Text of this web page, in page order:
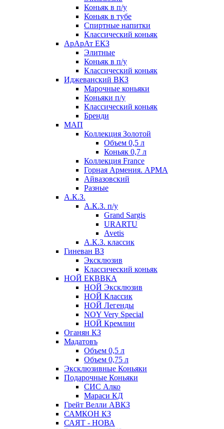
Коньяк в п/у
Коньяк в тубе
Спиртные напитки
Классический коньяк
АрАрАт ЕКЗ
Элитные
Коньяк в п/у
Классический коньяк
Иджеванский ВКЗ
Марочные коньяки
Коньяки п/у
Классический коньяк
Бренди
МАП
Коллекция Золотой
Объем 0,5 л
Коньяк 0,7 л
Коллекция France
Горная Армения. АРМА
Айвазовский
Разные
А.К.З.
А.К.З. п/у
Grand Sargis
URARTU
Avetis
А.К.З. классик
Гиневан ВЗ
Эксклюзив
Классический коньяк
НОЙ ЕКВВКА
НОЙ Эксклюзив
НОЙ Классик
НОЙ Легенды
NOY Very Speсial
НОЙ Кремлин
Оганян КЗ
Мадатовъ
Объем 0,5 л
Объем 0,75 л
Эксклюзивные Коньяки
Подарочные Коньяки
СИС Алко
Мараси КД
Грейт Велли АВКЗ
САМКОН КЗ
САЯТ - НОВА